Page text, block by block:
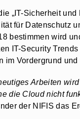
„IT-Sicherheit
für Datenschutz
bestimmen wird
IT-Security
im Vordergrund
Arbeiten
die Cloud nicht
der NIFIS das